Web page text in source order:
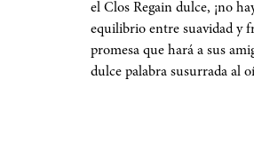
el Clos Regain dulce, ¡no
equilibrio entre suavidad y
promesa que hará a sus
dulce palabra susurrada al